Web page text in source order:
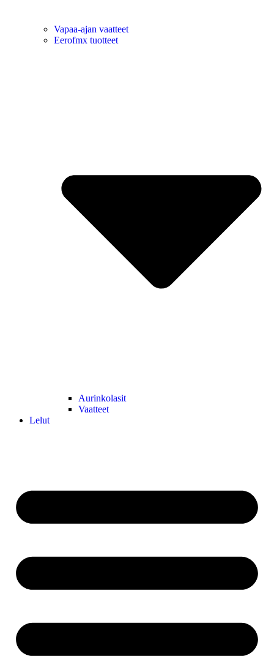
Vapaa-ajan vaatteet
Eerofmx tuotteet
Aurinkolasit
Vaatteet
Lelut